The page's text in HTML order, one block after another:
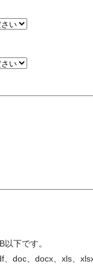
下です。
doc、docx、xls、xlsx